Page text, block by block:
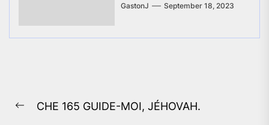
GastonJ September 18, 2023
navigation
Previous
CHE 165 GUIDE-MOI, JÉHOVAH.